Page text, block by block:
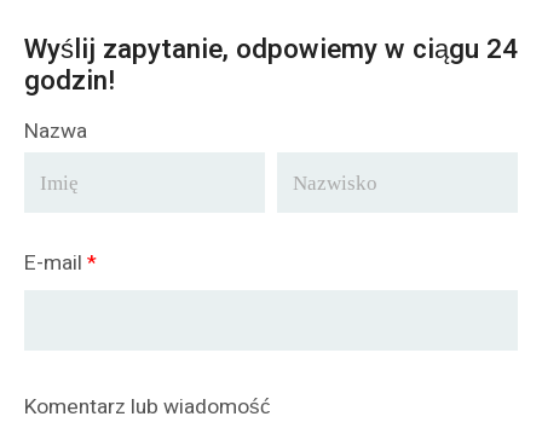
Wyślij zapytanie, odpowiemy w ciągu 24
godzin!
Nazwa
E-mail *
Komentarz lub wiadomość